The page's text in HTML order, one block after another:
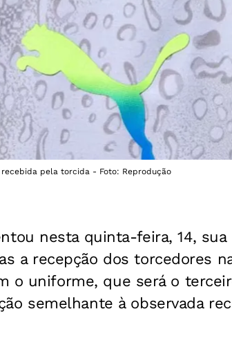
pela torcida - Foto: Reprodução
nesta quinta-feira, 14, sua
a recepção dos torcedores
o uniforme, que será o
semelhante à observada